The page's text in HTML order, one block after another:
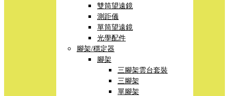
雙筒望遠鏡
測距儀
單筒望遠鏡
光學配件
腳架/穩定器
腳架
三腳架雲台套裝
三腳架
單腳架